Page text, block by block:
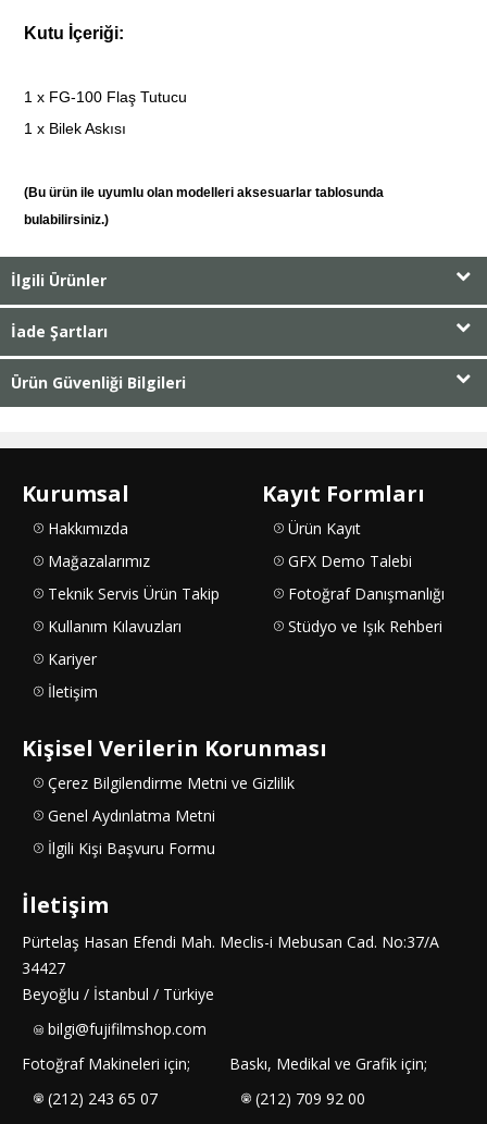
Kutu İçeriği:
1 x FG-100 Flaş Tutucu
1 x Bilek Askısı
(Bu ürün ile uyumlu olan modelleri aksesuarlar tablosunda
bulabilirsiniz.)
İlgili Ürünler
İade Şartları
Ürün Güvenliği Bilgileri
Kurumsal
Hakkımızda
Mağazalarımız
Teknik Servis Ürün Takip
Kullanım Kılavuzları
Kariyer
İletişim
Kayıt Formları
Ürün Kayıt
GFX Demo Talebi
Fotoğraf Danışmanlığı
Stüdyo ve Işık Rehberi
Kişisel Verilerin Korunması
Çerez Bilgilendirme Metni ve Gizlilik
Genel Aydınlatma Metni
İlgili Kişi Başvuru Formu
İletişim
Pürtelaş Hasan Efendi Mah. Meclis-i Mebusan Cad. No:37/A
34427
Beyoğlu / İstanbul / Türkiye
bilgi@fujifilmshop.com
Fotoğraf Makineleri için;
(212) 243 65 07
Baskı, Medikal ve Grafik için;
(212) 709 92 00